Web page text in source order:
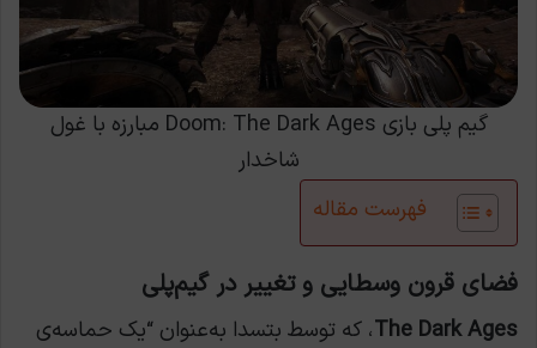
گیم پلی بازی Doom: The Dark Ages مبارزه با غول
شاخدار
فهرست مقاله
فضای قرون وسطایی و تغییر در گیم‌پلی
The Dark Ages، که توسط بتسدا به‌عنوان “یک حماسه‌ی